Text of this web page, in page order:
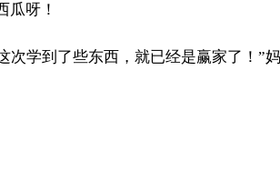
瓜呀！
学到了些东西，就已经是赢家了！”